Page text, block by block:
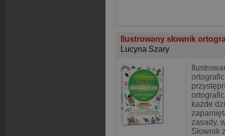
Ilustrowany słownik
Lucyna Szary
każde
zasady,
Słownik